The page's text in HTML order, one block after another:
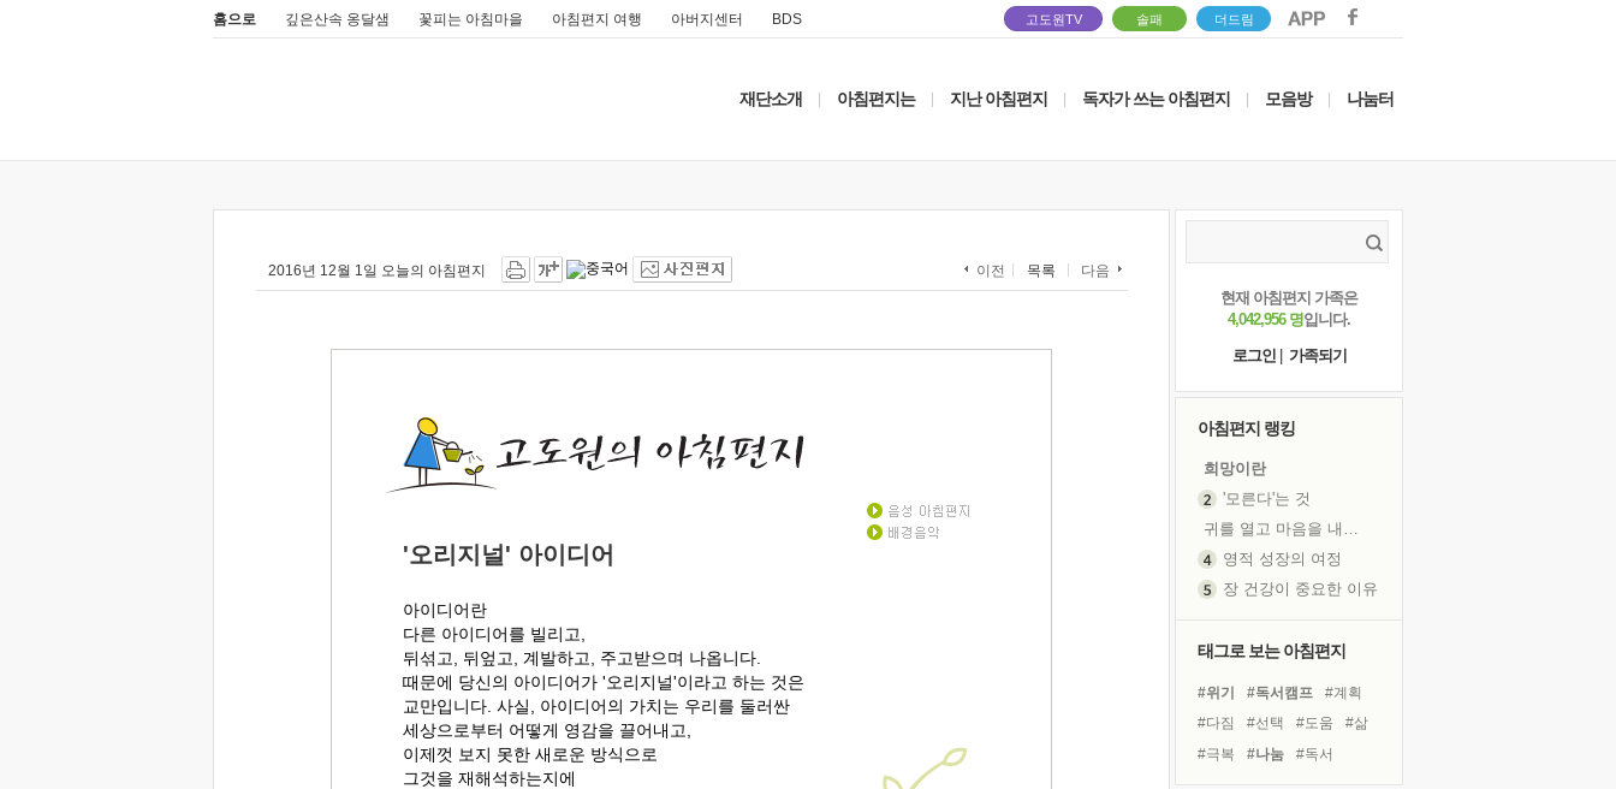
홈으로 깊은산속 옹달샘 꽃피는 아침마을 아침편지 여행 아버지센터 BDS 고도원TV 솔패 더드림
재단소개 아침편지는 지난 아침편지 독자가 쓰는 아침편지 모음방 나눔터
2016년 12월 1일 오늘의 아침편지 이전 목록 다음
'오리지널' 아이디어
아이디어란
다른 아이디어를 빌리고,
뒤섞고, 뒤엎고, 계발하고, 주고받으며 나옵니다.
때문에 당신의 아이디어가 '오리지널'이라고 하는 것은
교만입니다. 사실, 아이디어의 가치는 우리를 둘러싼
세상으로부터 어떻게 영감을 끌어내고,
이제껏 보지 못한 새로운 방식으로
그것을 재해석하는지에
현재 아침편지 가족은
4,042,956 명입니다.
로그인
가족되기
아침편지 랭킹
희망이란
'모른다'는 것
귀를 열고 마음을 내어주고
영적 성장의 여정
장 건강이 중요한 이유
태그로 보는 아침편지
#위기 #독서캠프
#계획
#다짐
#선택 #도움
#삶
#극복
#나눔
#독서